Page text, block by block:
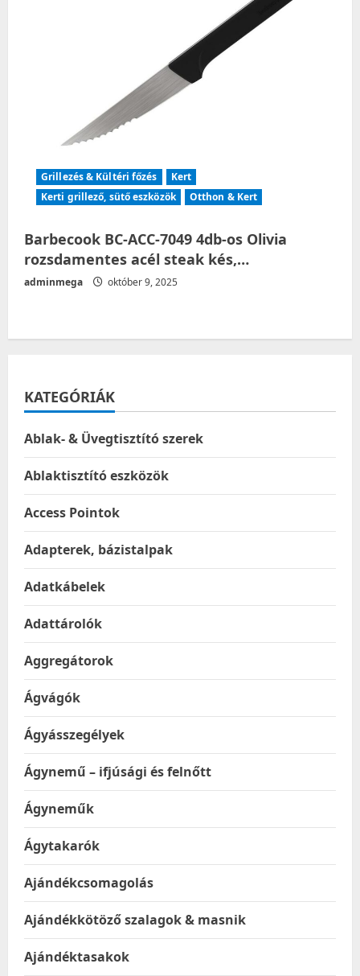
Grillezés & Kültéri főzés
Kert
Kerti grillező, sütő eszközök
Otthon & Kert
Barbecook BC-ACC-7049 4db-os Olivia
rozsdamentes acél steak kés,…
adminmega október 9, 2025
KATEGÓRIÁK
Ablak- & Üvegtisztító szerek
Ablaktisztító eszközök
Access Pointok
Adapterek, bázistalpak
Adatkábelek
Adattárolók
Aggregátorok
Ágvágók
Ágyásszegélyek
Ágynemű – ifjúsági és felnőtt
Ágyneműk
Ágytakarók
Ajándékcsomagolás
Ajándékkötöző szalagok & masnik
Ajándéktasakok